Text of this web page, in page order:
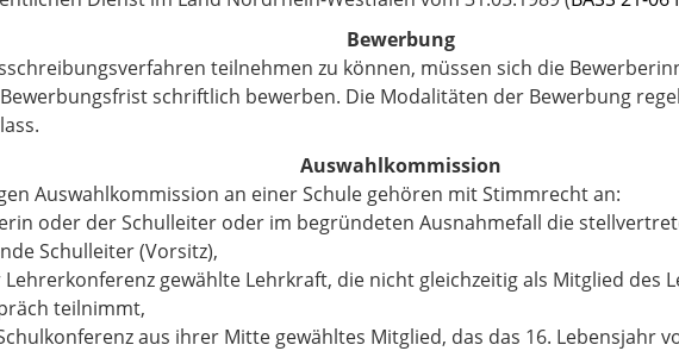
Bewerbung
teilnehmen zu können, müssen sich die
schriftlich bewerben. Die Modalitäten der Bewerbung
Auswahlkommission
Auswahlkommission an einer Schule gehören mit Stimmrecht an:
oder der Schulleiter oder im begründeten Ausnahmefall die
Schulleiter (Vorsitz),
Lehrerkonferenz gewählte Lehrkraft, die nicht gleichzeitig als Mitglied des
teilnimmt,
aus ihrer Mitte gewähltes Mitglied, das das 16. Lebensjahr